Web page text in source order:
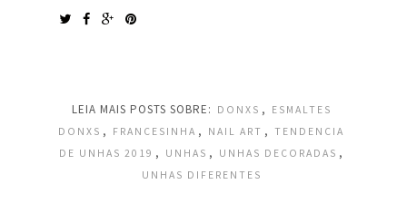
LEIA MAIS POSTS SOBRE: DONXS ,
ESMALTES
DONXS , FRANCESINHA , NAIL ART ,
TENDENCIA
DE UNHAS 2019 , UNHAS , UNHAS DECORADAS ,
UNHAS DIFERENTES